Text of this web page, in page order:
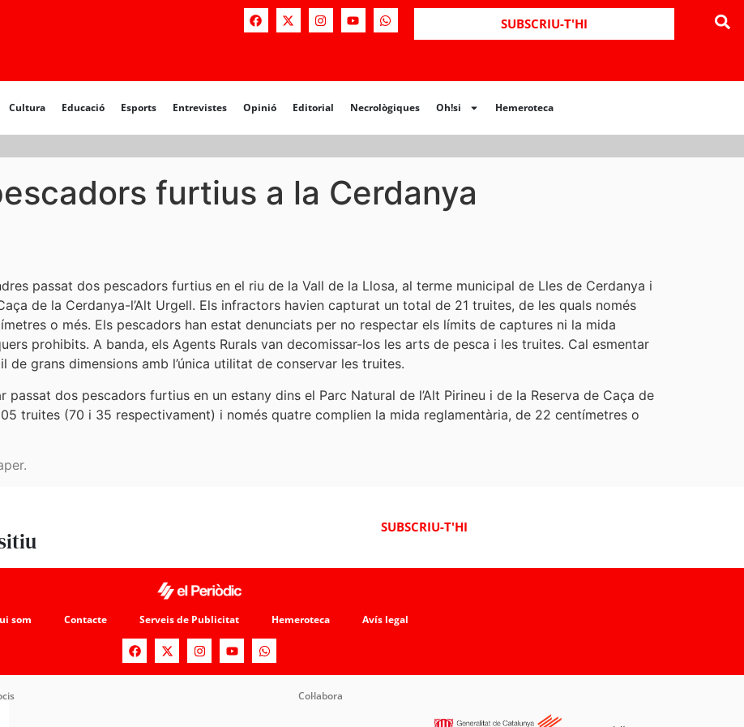
SUBSCRIU-T'HI
Cultura Educació Esports Entrevistes Opinió Editorial Necrològiques Oh!si Hemeroteca
Opinió Editorial Necrològiques Hemeroteca
furtius a la Cerdanya
passat dos pescadors furtius en el riu de la Vall de la Llosa, al terme municipal de Lles de Cerdanya i
de la Cerdanya-l’Alt Urgell. Els infractors havien capturat un total de 21 truites, de les quals només
o més. Els pescadors han estat denunciats per no respectar els límits de captures ni la mida
prohibits. A banda, els Agents Rurals van decomissar-los les arts de pesca i les truites. Cal esmentar
grans dimensions amb l’única utilitat de conservar les truites.
passat dos pescadors furtius en un estany dins el Parc Natural de l’Alt Pirineu i de la Reserva de Caça de
truites (70 i 35 respectivament) i només quatre complien la mida reglamentària, de 22 centímetres o
SUBSCRIU-T'HI
som Contacte Serveis de Publicitat Hemeroteca Avís legal
Col·labora